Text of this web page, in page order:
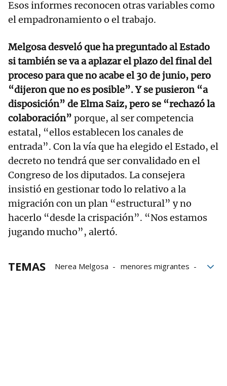
Esos informes reconocen otras variables como
el empadronamiento o el trabajo.
Melgosa desveló que ha preguntado al Estado
si también se va a aplazar el plazo del final del
proceso para que no acabe el 30 de junio, pero
“dijeron que no es posible”. Y se pusieron “a
disposición” de Elma Saiz, pero se “rechazó la
colaboración” porque, al ser competencia
estatal, “ellos establecen los canales de
entrada”. Con la vía que ha elegido el Estado, el
decreto no tendrá que ser convalidado en el
Congreso de los diputados. La consejera
insistió en gestionar todo lo relativo a la
migración con un plan “estructural” y no
hacerlo “desde la crispación”. “Nos estamos
jugando mucho”, alertó.
TEMAS Nerea Melgosa
menores migrantes